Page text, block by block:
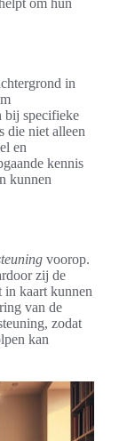
om hun
in
bij specifieke
die niet alleen
en
kennis
kunnen
voorop.
zij de
in kaart kunnen
van de
zodat
kan